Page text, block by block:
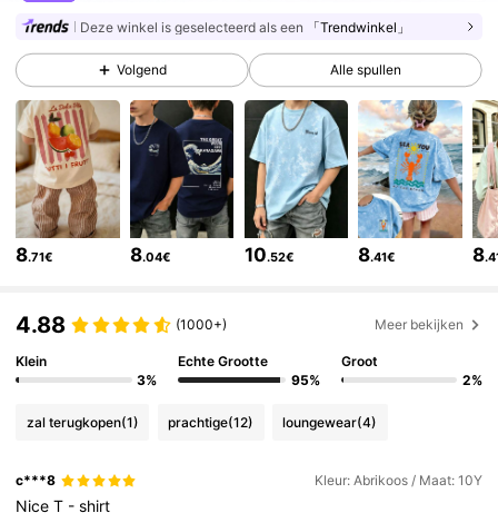
4.88 107K Volgers
4.88 107K Volgers
4.88 107K Volgers
107K Volgers
Deze winkel is geselecteerd als een 「Trendwinkel」
Volgend Alle spullen
8.71€ 8.04€ 10.52€ 8.41€ 8
4.88 (1000+) Meer bekijken
Klein
3%
Echte Grootte
95%
Groot
2%
zal terugkopen(1) prachtige(12) loungewear(4)
c***8 Kleur: Abrikoos / Maat: 10Y
NiceT -shirt